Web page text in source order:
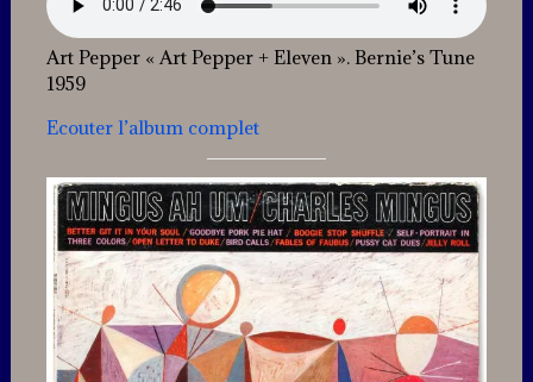
Art Pepper « Art Pepper + Eleven ». Bernie’s Tune
1959
Ecouter l’album complet